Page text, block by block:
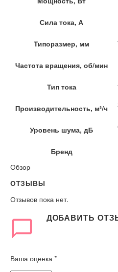
Сила тока, А
Типоразмер, мм
Частота вращения, об/мин
Тип тока
Производительность, м³/ч
Уровень шума, дБ
Бренд
Обзор
ОТЗЫВЫ
Отзывов пока нет.
ДОБАВИТЬ
Ваша оценка *